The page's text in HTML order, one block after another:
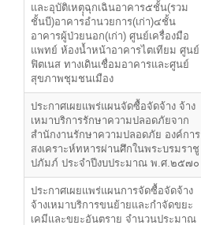
และอุบัติเหตุุฉุกเฉินอาคาร๕ชั้น(รวม
ชั้นบี)อาคารอำนวยการ(เก่า)๔ชั้น
อาคารผู้ป่วยนอก(เก่า) ศูนย์เครื่องมือ
แพทย์ ห้องน้ำหน้าอาคารไตเทียม ศูนย์
ฟิตเนส ทางเดินเชื่อมอาคารและศูนย์
สุขภาพชุมชนเมือง
ประกาศเผยแพร่แผนจัดซื้อจัดจ้าง จ้าง
เหมาบริการรักษาความปลอดภัยจาก
สำนักงานรักษาความปลอดภัย องค์การ
สงเคราะห์ทหารผ่านศึกในพระบรมราชู
ปภัมภ์ ประจำปีงบประมาณ พ.ศ.๒๕๗๐
ประกาศเผยแพร่แผนการจัดซื้อจัดจ้าง
จ้างเหมาบริการขนย้ายและกำจัดขยะ
เคมีและขยะอันตราย จำนวนประมาณ